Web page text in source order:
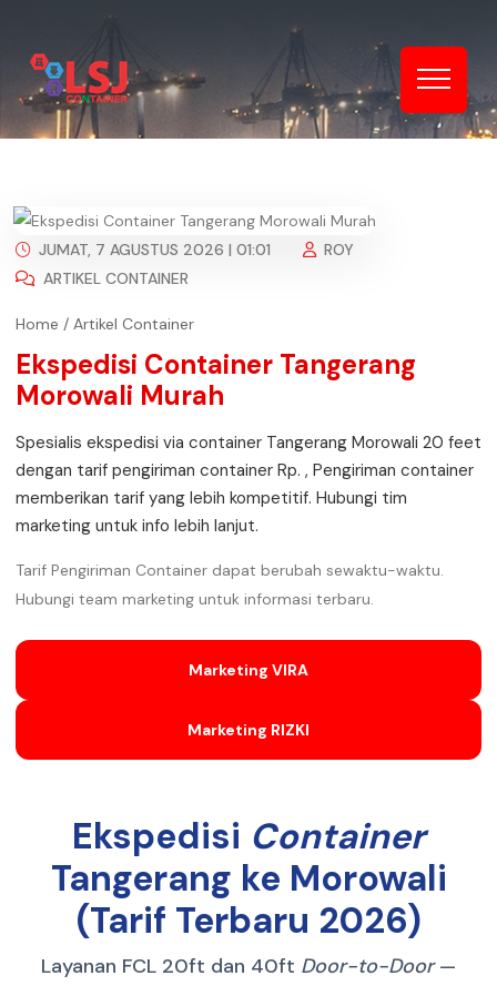
JUMAT, 7 AGUSTUS 2026 | 01:01
ROY
ARTIKEL CONTAINER
Home / Artikel Container
Ekspedisi Container Tangerang
Morowali Murah
Spesialis ekspedisi via container Tangerang Morowali 20 feet
dengan tarif pengiriman container Rp. , Pengiriman container
memberikan tarif yang lebih kompetitif. Hubungi tim
marketing untuk info lebih lanjut.
Tarif Pengiriman Container dapat berubah sewaktu-waktu.
Hubungi team marketing untuk informasi terbaru.
Marketing VIRA
Marketing RIZKI
Ekspedisi Container
Tangerang ke Morowali
(Tarif Terbaru 2026)
Layanan FCL 20ft dan 40ft Door-to-Door—